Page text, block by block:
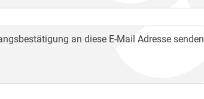
an diese E-Mail Adresse senden